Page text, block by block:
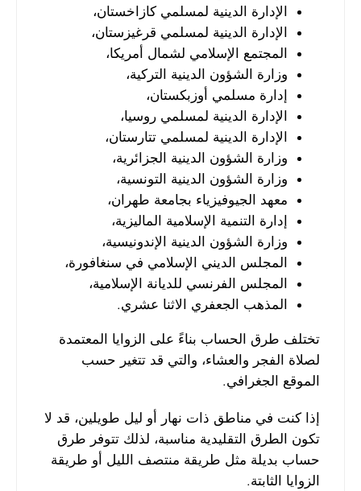
الإدارة الدينية لمسلمي كازاخستان،
الإدارة الدينية لمسلمي قرغيزستان،
المجتمع الإسلامي لشمال أمريكا،
وزارة الشؤون الدينية التركية،
إدارة مسلمي أوزبكستان،
الإدارة الدينية لمسلمي روسيا،
الإدارة الدينية لمسلمي تتارستان،
وزارة الشؤون الدينية الجزائرية،
وزارة الشؤون الدينية التونسية،
معهد الجيوفيزياء بجامعة طهران،
إدارة التنمية الإسلامية الماليزية،
وزارة الشؤون الدينية الإندونيسية،
المجلس الديني الإسلامي في سنغافورة،
المجلس الفرنسي للديانة الإسلامية،
المذهب الجعفري الاثنا عشري.
تختلف طرق الحساب بناءً على الزوايا المعتمدة
لصلاة الفجر والعشاء، والتي قد تتغير حسب
الموقع الجغرافي.
إذا كنت في مناطق ذات نهار أو ليل طويلين، قد لا
تكون الطرق التقليدية مناسبة، لذلك تتوفر طرق
حساب بديلة مثل طريقة منتصف الليل أو طريقة
الزوايا الثابتة.